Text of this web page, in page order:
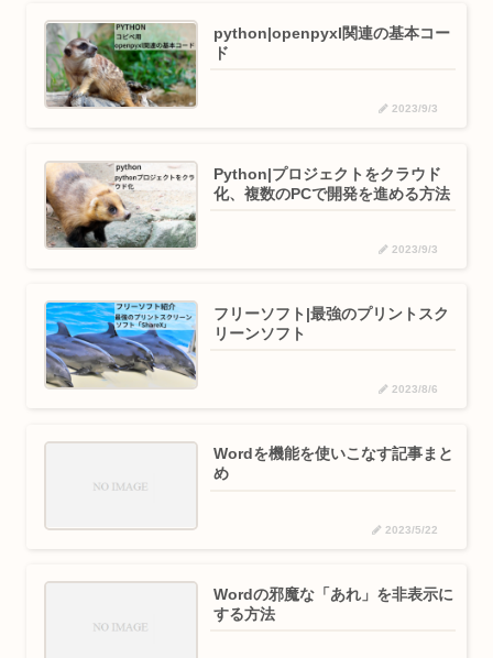
python|openpyxl関連の基本コー
ド
2023/9/3
Python|プロジェクトをクラウド
化、複数のPCで開発を進める方法
2023/9/3
フリーソフト|最強のプリントスク
リーンソフト
2023/8/6
Wordを機能を使いこなす記事まと
め
2023/5/22
Wordの邪魔な「あれ」を非表示に
する方法